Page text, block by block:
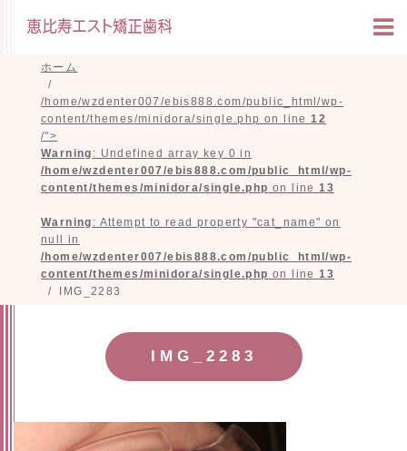
ホーム
/home/wzdenter007/ebis888.com/public_html/wp-
content/themes/minidora/single.php on line12
/">
Warning : Undefined array key 0 in
/home/wzdenter007/ebis888.com/public_html/wp-
content/themes/minidora/single.php on line13
Warning : Attempt to read property "cat_name" on
null in
/home/wzdenter007/ebis888.com/public_html/wp-
content/themes/minidora/single.php on line13
IMG_2283
IMG_2283